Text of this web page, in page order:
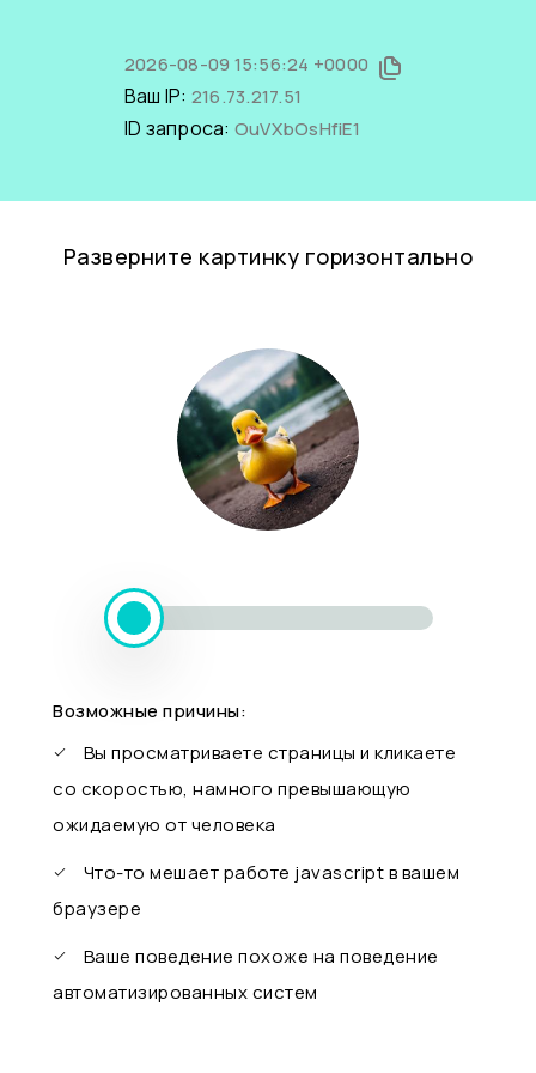
2026-08-09 15:56:24 +0000
Ваш IP: 216.73.217.51
ID запроса: OuVXbOsHfiE1
Разверните картинку горизонтально
Возможные причины:
Вы просматриваете страницы и кликаете
со скоростью, намного превышающую
ожидаемую от человека
Что-то мешает работе javascript в вашем
браузере
Ваше поведение похоже на поведение
автоматизированных систем